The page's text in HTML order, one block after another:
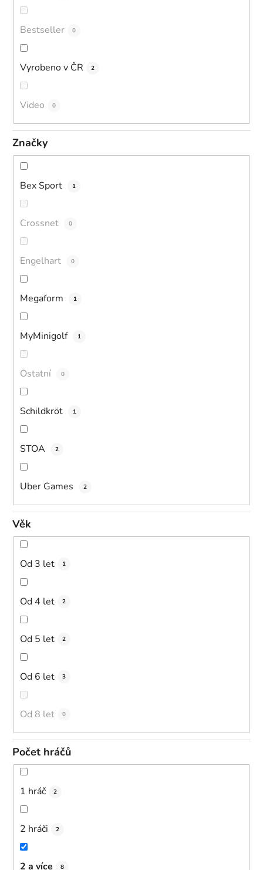
Bestseller 0
Vyrobeno v ČR 2
Video 0
Značky
Bex Sport 1
Crossnet 0
Engelhart 0
Megaform 1
MyMinigolf 1
Ostatní 0
Schildkröt 1
STOA 2
Uber Games 2
Věk
Od 3 let 1
Od 4 let 2
Od 5 let 2
Od 6 let 3
Od 8 let 0
Počet hráčů
1 hráč 2
2 hráči 2
2 a více 8